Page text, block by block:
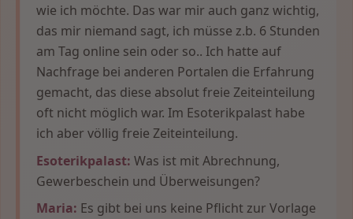
wie ich möchte. Das war mir auch ganz wichtig,
das mir niemand sagt, ich müsse z.b. 6 Stunden
am Tag online sein oder so.. Ich hatte auf
Nachfrage bei anderen Portalen die Erfahrung
gemacht, das diese absolut freie Zeiteinteilung
oft nicht möglich war. Im Esoterikpalast habe
ich aber völlig freie Zeiteinteilung.
Esoterikpalast: Was ist mit Abrechnung,
Gewerbeschein und Überweisungen?
Maria: Es gibt bei uns keine Pflicht zur Vorlage